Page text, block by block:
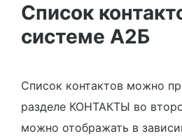
Список
системе A2Б
Список контактов можно
разделе КОНТАКТЫ во
можно отображать в